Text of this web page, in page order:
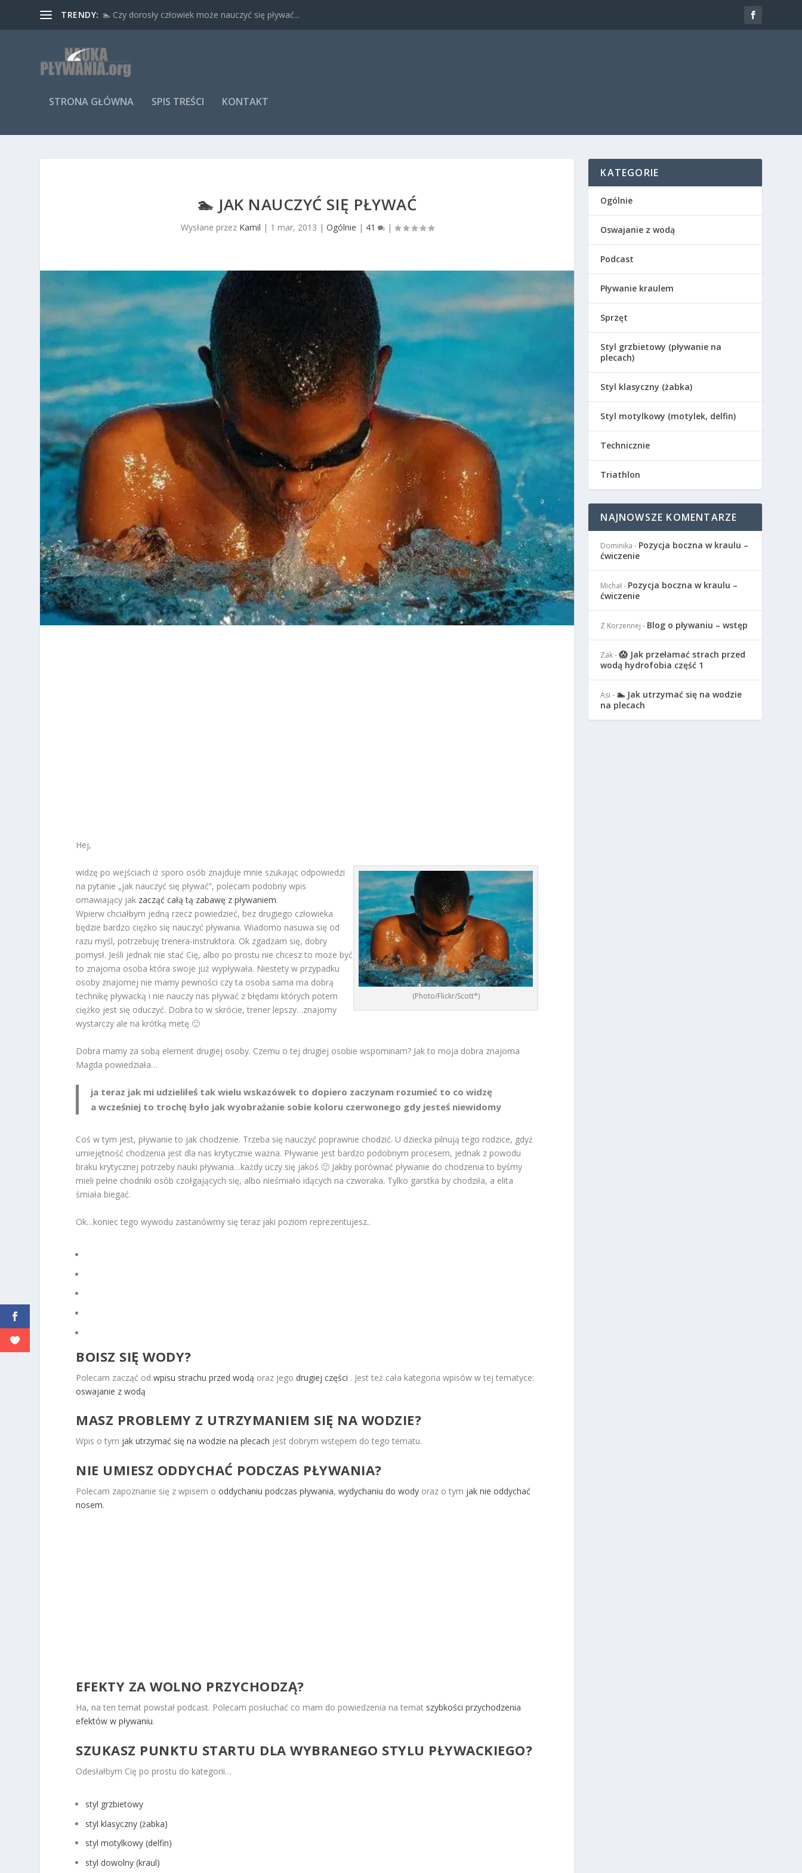
TRENDY: 🏊 Czy dorosły człowiek może nauczyć się pływać...
STRONA GŁÓWNA SPIS TREŚCI KONTAKT
🏊 JAK NAUCZYĆ SIĘ PŁYWAĆ
Wysłane przez Kamil | 1 mar, 2013 | Ogólnie | 41 |
Hej,
(Photo/Flickr/Scott*)
widzę po wejściach iż sporo osób znajduje mnie szukając odpowiedzi
na pytanie „jak nauczyć się pływać”, polecam podobny wpis
omawiający jak zacząć całą tą zabawę z pływaniem.
Wpierw chciałbym jedną rzecz powiedzieć, bez drugiego człowieka
będzie bardzo ciężko się nauczyć pływania. Wiadomo nasuwa się od
razu myśl, potrzebuję trenera-instruktora. Ok zgadzam się, dobry
pomysł. Jeśli jednak nie stać Cię, albo po prostu nie chcesz to może być
to znajoma osoba która swoje już wypływała. Niestety w przypadku
osoby znajomej nie mamy pewności czy ta osoba sama ma dobrą
technikę pływacką i nie nauczy nas pływać z błędami których potem
ciężko jest się oduczyć. Dobra to w skrócie, trener lepszy…znajomy
wystarczy ale na krótką metę 🙂
Dobra mamy za sobą element drugiej osoby. Czemu o tej drugiej osobie wspominam? Jak to moja dobra znajoma
Magda powiedziała…
ja teraz jak mi udzieliłeś tak wielu wskazówek to dopiero zaczynam rozumieć to co widzę
a wcześniej to trochę było jak wyobrażanie sobie koloru czerwonego gdy jesteś niewidomy
Coś w tym jest, pływanie to jak chodzenie. Trzeba się nauczyć poprawnie chodzić. U dziecka pilnują tego rodzice, gdyż
umiejętność chodzenia jest dla nas krytycznie ważna. Pływanie jest bardzo podobnym procesem, jednak z powodu
braku krytycznej potrzeby nauki pływania…każdy uczy się jakoś 🙂 Jakby porównać pływanie do chodzenia to byśmy
mieli pełne chodniki osób czołgających się, albo nieśmiało idących na czworaka. Tylko garstka by chodziła, a elita
śmiała biegać.
Ok…koniec tego wywodu zastanówmy się teraz jaki poziom reprezentujesz..
BOISZ SIĘ WODY?
Polecam zacząć odwpisu strachu przed wodą oraz jego drugiej części . Jest też cała kategoria wpisów w tej tematyce:
oswajanie z wodą
MASZ PROBLEMY Z UTRZYMANIEM SIĘ NA WODZIE?
Wpis o tym jak utrzymać się na wodzie na plecach jest dobrym wstępem do tego tematu.
NIE UMIESZ ODDYCHAĆ PODCZAS PŁYWANIA?
Polecam zapoznanie się z wpisem ooddychaniu podczas pływania,wydychaniu do wody oraz o tym jak nie oddychać
nosem.
EFEKTY ZA WOLNO PRZYCHODZĄ?
Ha, na ten temat powstał podcast. Polecam posłuchać co mam do powiedzenia na temat szybkości przychodzenia
efektów w pływaniu.
SZUKASZ PUNKTU STARTU DLA WYBRANEGO STYLU PŁYWACKIEGO?
Odesłałbym Cię po prostu do kategorii…
styl grzbietowy
styl klasyczny (żabka)
styl motylkowy (delfin)
styl dowolny (kraul)
KATEGORIE
Ogólnie
Oswajanie z wodą
Podcast
Pływanie kraulem
Sprzęt
Styl grzbietowy (pływanie na
plecach)
Styl klasyczny (żabka)
Styl motylkowy (motylek, delfin)
Technicznie
Triathlon
NAJNOWSZE KOMENTARZE
Dominika - Pozycja boczna w kraulu –
ćwiczenie
Michał- Pozycja boczna w kraulu –
ćwiczenie
Z Korzennej - Blog o pływaniu – wstęp
Zak-😱 Jak przełamać strach przed
wodą hydrofobia część 1
Asi - 🏊 Jak utrzymać się na wodzie
na plecach